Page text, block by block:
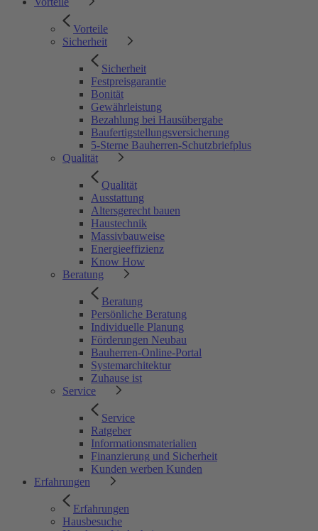
Vorteile
Sicherheit
Sicherheit
Festpreisgarantie
Bonität
Gewährleistung
Bezahlung bei Hausübergabe
Baufertigstellungsversicherung
5-Sterne Bauherren-Schutzbriefplus
Qualität
Qualität
Ausstattung
Altersgerecht bauen
Haustechnik
Massivbauweise
Energieeffizienz
Know How
Beratung
Beratung
Persönliche Beratung
Individuelle Planung
Förderungen Neubau
Bauherren-Online-Portal
Systemarchitektur
Zuhause ist
Service
Service
Ratgeber
Informationsmaterialien
Finanzierung und Sicherheit
Kunden werben Kunden
Erfahrungen
Erfahrungen
Hausbesuche